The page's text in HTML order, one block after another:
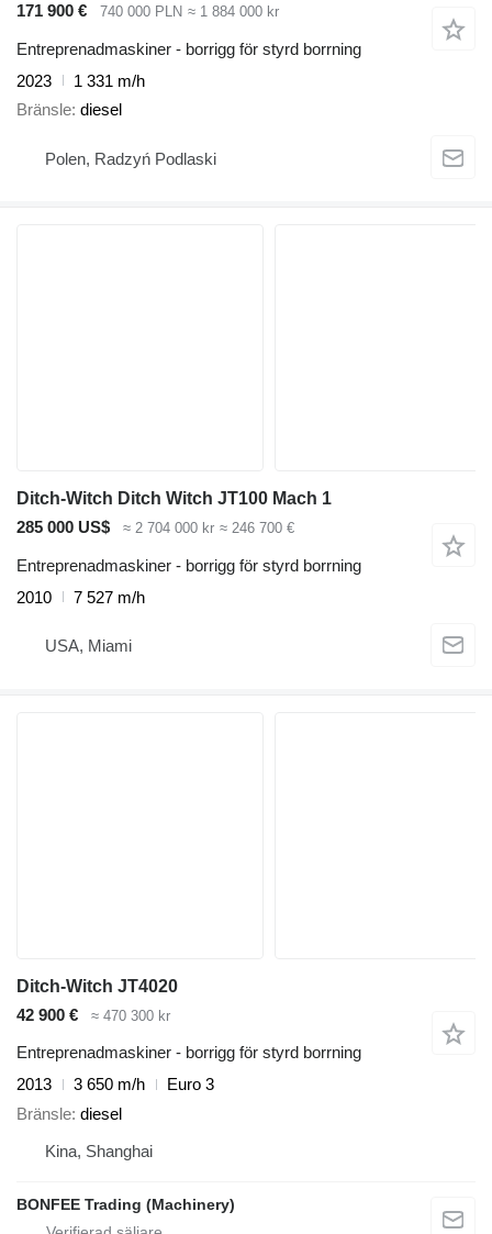
171 900 €
740 000 PLN ≈ 1 884 000 kr
Entreprenadmaskiner - borrigg för styrd borrning
2023
1 331 m/h
Bränsle diesel
Polen, Radzyń Podlaski
Ditch-Witch Ditch Witch JT100 Mach 1
285 000 US$
≈ 2 704 000 kr ≈ 246 700 €
Entreprenadmaskiner - borrigg för styrd borrning
2010
7 527 m/h
USA, Miami
Ditch-Witch JT4020
42 900 €
≈ 470 300 kr
Entreprenadmaskiner - borrigg för styrd borrning
2013
3 650 m/h
Euro 3
Bränsle diesel
Kina, Shanghai
BONFEE Trading (Machinery)